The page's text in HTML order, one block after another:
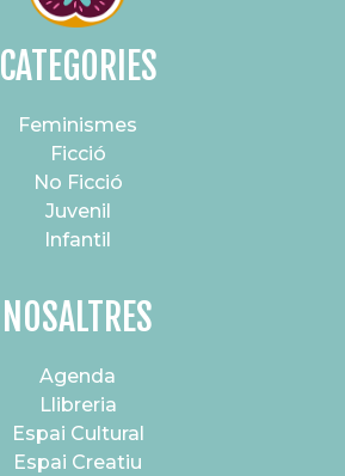
CATEGORIES
Feminismes
Ficció
No Ficció
Juvenil
Infantil
NOSALTRES
Agenda
Llibreria
Espai Cultural
Espai Creatiu